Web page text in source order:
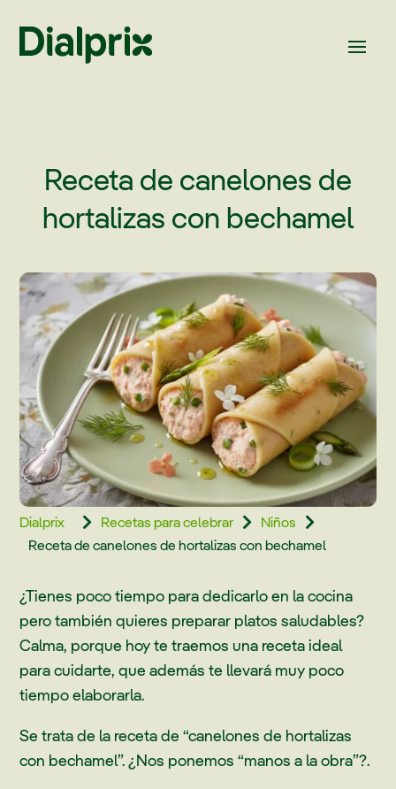
Receta de canelones de
hortalizas con bechamel
Dialprix  Recetas para celebrar  Niños 
Receta de canelones de hortalizas con bechamel
¿Tienes poco tiempo para dedicarlo en la cocina
pero también quieres preparar platos saludables?
Calma, porque hoy te traemos una receta ideal
para cuidarte, que además te llevará muy poco
tiempo elaborarla.
Se trata de la receta de “canelones de hortalizas
con bechamel”. ¿Nos ponemos “manos a la obra”?.